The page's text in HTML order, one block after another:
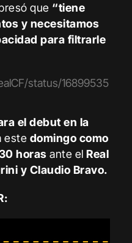
que “tiene
y necesitamos
para filtrarle
status/16899535
el debut en la
este domingo como
horas ante elReal
y Claudio Bravo.